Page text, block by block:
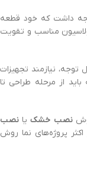
داشت که خود قطعه
مناسب و تقویت
توجه، نیازمند تجهیزات
از مرحله طراحی تا
نصب خشکیا نصب
اکثر پروژه‌های نما روش